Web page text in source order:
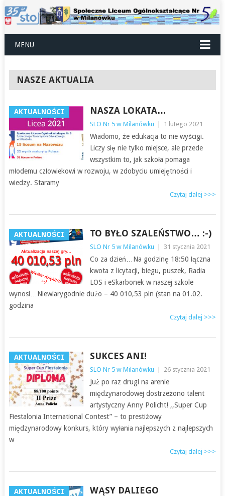
MENU
NASZE AKTUALIA
AKTUALNOŚCI NASZA LOKATA…
SLO Nr 5 w Milanówku 1 lutego 2021
Wiadomo, że edukacja to nie wyścigi.
Liczy się nie tylko miejsce, ale przede
wszystkim to, jak szkoła pomaga
młodemu człowiekowi w rozwoju, w zdobyciu umiejętności i
wiedzy. Staramy
Czytaj dalej >>>
AKTUALNOŚCI TO BYŁO SZALEŃSTWO… :-)
SLO Nr 5 w Milanówku 31 stycznia 2021
Co za dzień…Na godzinę 18:50 łączna
kwota z licytacji, biegu, puszek, Radia
LOS i eSkarbonek w naszej szkole
wynosi…Niewiarygodnie dużo – 40 010,53 pln (stan na 01.02.
godzina
Czytaj dalej >>>
AKTUALNOŚCI SUKCES ANI!
SLO Nr 5 w Milanówku 26 stycznia 2021
Już po raz drugi na arenie
międzynarodowej dostrzeżono talent
artystyczny Anny Policht! ,,Super Cup
Fiestalonia International Contest” – to prestiżowy
międzynarodowy konkurs, który wyłania najlepszych z najlepszych
w
Czytaj dalej >>>
AKTUALNOŚCI WĄSY DALIEGO